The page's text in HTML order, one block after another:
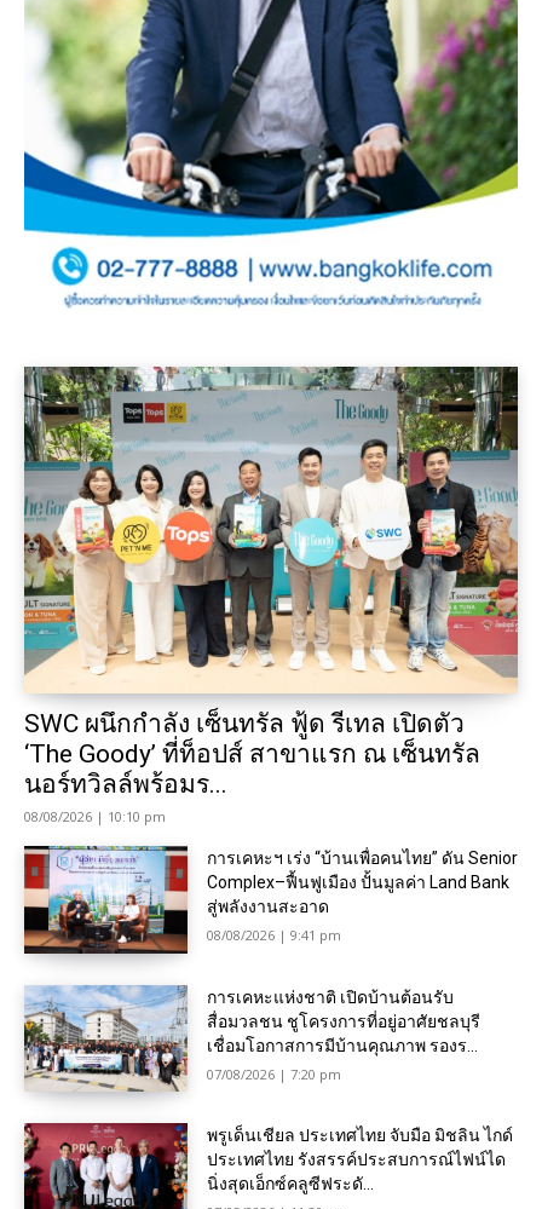
SWC ผนึกกำลัง เซ็นทรัล ฟู้ด รีเทล เปิดตัว
‘The Goody’ ที่ท็อปส์ สาขาแรก ณ เซ็นทรัล
นอร์ทวิลล์พร้อมร...
08/08/2026 | 10:10 pm
การเคหะฯ เร่ง “บ้านเพื่อคนไทย” ดัน Senior
Complex–ฟื้นฟูเมือง ปั้นมูลค่า Land Bank
สู่พลังงานสะอาด
08/08/2026 | 9:41 pm
การเคหะแห่งชาติ เปิดบ้านต้อนรับ
สื่อมวลชน ชูโครงการที่อยู่อาศัยชลบุรี
เชื่อมโอกาสการมีบ้านคุณภาพ รองร...
07/08/2026 | 7:20 pm
พรูเด็นเชียล ประเทศไทย จับมือ มิชลิน ไกด์
ประเทศไทย รังสรรค์ประสบการณ์ไฟน์ได
นิ่งสุดเอ็กซ์คลูซีฟระดั...